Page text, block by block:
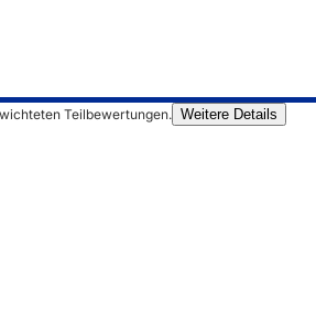
Teilbewertungen. Weitere Details